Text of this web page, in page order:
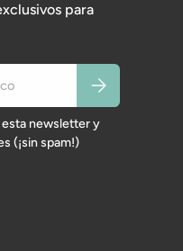
para
Suscribirse
newsletter y
(¡sin spam!)